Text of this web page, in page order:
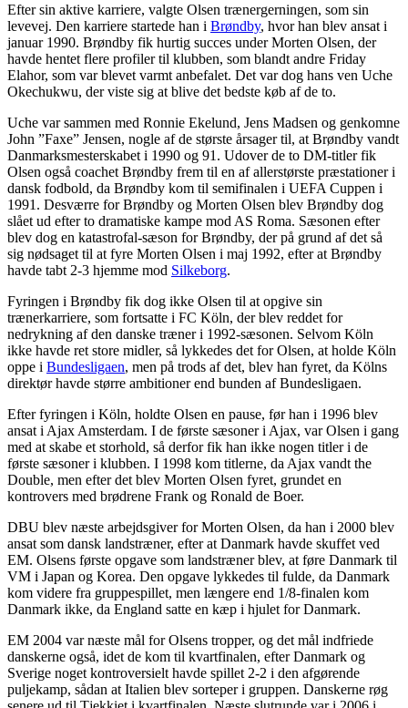
Efter sin aktive karriere, valgte Olsen trænergerningen, som sin
levevej. Den karriere startede han i Brøndby, hvor han blev ansat i
januar 1990. Brøndby fik hurtig succes under Morten Olsen, der
havde hentet flere profiler til klubben, som blandt andre Friday
Elahor, som var blevet varmt anbefalet. Det var dog hans ven Uche
Okechukwu, der viste sig at blive det bedste køb af de to.
Uche var sammen med Ronnie Ekelund, Jens Madsen og genkomne
John ”Faxe” Jensen, nogle af de største årsager til, at Brøndby vandt
Danmarksmesterskabet i 1990 og 91. Udover de to DM-titler fik
Olsen også coachet Brøndby frem til en af allerstørste præstationer i
dansk fodbold, da Brøndby kom til semifinalen i UEFA Cuppen i
1991. Desværre for Brøndby og Morten Olsen blev Brøndby dog
slået ud efter to dramatiske kampe mod AS Roma. Sæsonen efter
blev dog en katastrofal-sæson for Brøndby, der på grund af det så
sig nødsaget til at fyre Morten Olsen i maj 1992, efter at Brøndby
havde tabt 2-3 hjemme mod Silkeborg.
Fyringen i Brøndby fik dog ikke Olsen til at opgive sin
trænerkarriere, som fortsatte i FC Köln, der blev reddet for
nedrykning af den danske træner i 1992-sæsonen. Selvom Köln
ikke havde ret store midler, så lykkedes det for Olsen, at holde Köln
oppe i Bundesligaen, men på trods af det, blev han fyret, da Kölns
direktør havde større ambitioner end bunden af Bundesligaen.
Efter fyringen i Köln, holdte Olsen en pause, før han i 1996 blev
ansat i Ajax Amsterdam. I de første sæsoner i Ajax, var Olsen i gang
med at skabe et storhold, så derfor fik han ikke nogen titler i de
første sæsoner i klubben. I 1998 kom titlerne, da Ajax vandt the
Double, men efter det blev Morten Olsen fyret, grundet en
kontrovers med brødrene Frank og Ronald de Boer.
DBU blev næste arbejdsgiver for Morten Olsen, da han i 2000 blev
ansat som dansk landstræner, efter at Danmark havde skuffet ved
EM. Olsens første opgave som landstræner blev, at føre Danmark til
VM i Japan og Korea. Den opgave lykkedes til fulde, da Danmark
kom videre fra gruppespillet, men længere end 1/8-finalen kom
Danmark ikke, da England satte en kæp i hjulet for Danmark.
EM 2004 var næste mål for Olsens tropper, og det mål indfriede
danskerne også, idet de kom til kvartfinalen, efter Danmark og
Sverige noget kontroversielt havde spillet 2-2 i den afgørende
puljekamp, sådan at Italien blev sorteper i gruppen. Danskerne røg